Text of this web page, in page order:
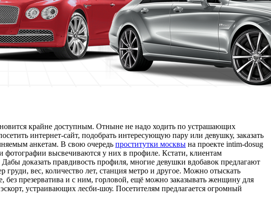
крайне доступным. Отныне не надо ходить по устрашающих
интернет-сайт, подобрать интересующую пару или девушку, заказать
анкетам. В свою очередь проститутки москвы на проекте intim-dosug
фотографии высвечиваются у них в профиле. Кстати, клиентам
доказать правдивость профиля, многие девушки вдобавок предлагают
вес, количество лет, станция метро и другое. Можно отыскать
без презерватива и с ним, горловой, ещё можно заказывать женщину для
устраивающих лесби-шоу. Посетителям предлагается огромный